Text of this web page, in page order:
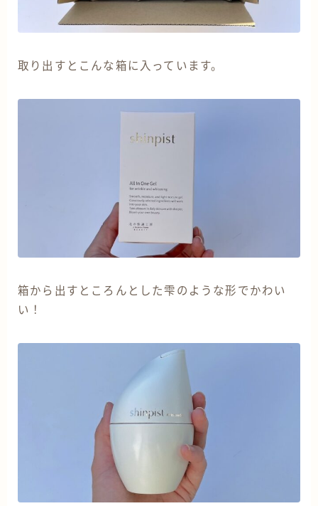
取り出すとこんな箱に入っています。
箱から出すところんとした雫のような形でかわい
い！